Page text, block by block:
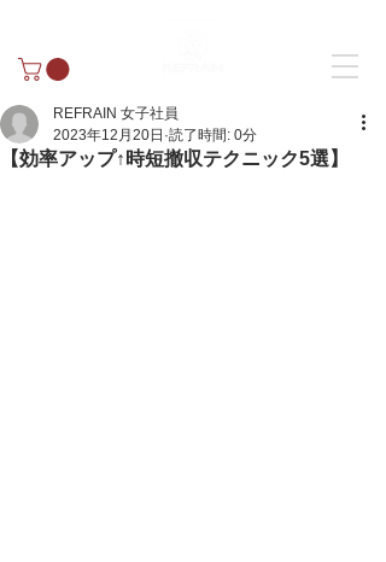
【効率アップ↑時短撤収テクニック5選】
REFRAIN 女子社員
2023年12月20日 読了時間: 0分